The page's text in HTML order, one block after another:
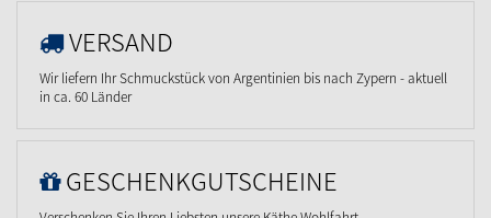
VERSAND
Wir liefern Ihr Schmuckstück von Argentinien bis nach Zypern - aktuell
in ca. 60 Länder
GESCHENKGUTSCHEINE